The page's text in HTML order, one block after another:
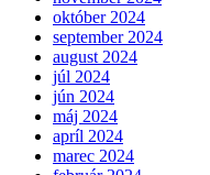
október 2024
september 2024
august 2024
júl 2024
jún 2024
máj 2024
apríl 2024
marec 2024